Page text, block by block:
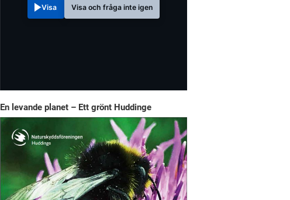
Visa Visa och fråga inte igen
En levande planet – Ett grönt Huddinge